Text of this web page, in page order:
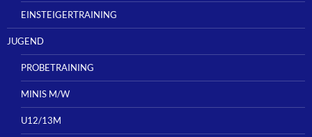
EINSTEIGERTRAINING
JUGEND
PROBETRAINING
MINIS M/W
U12/13M